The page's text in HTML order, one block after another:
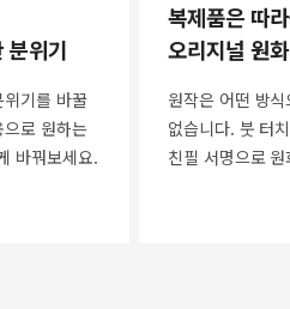
분위기
기를 바꿀
로 원하는
바꿔보세요.
복제품은 따
오리지널 원
원작은 어떤 방
없습니다. 붓 터
친필 서명으로